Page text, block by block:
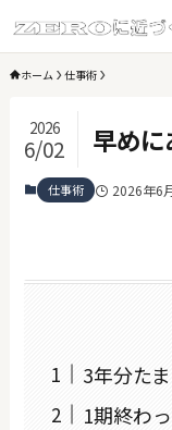
ホーム 仕事術
早め
2026
6/02
仕事術 2026年6
3年分た
1期終わ